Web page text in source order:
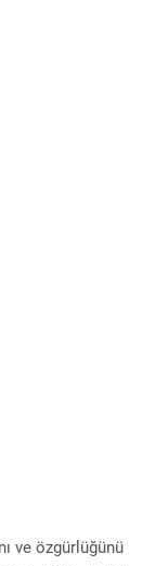
ve özgürlüğünü